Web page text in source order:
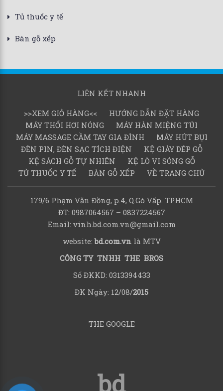
Tủ thuốc y tế
Bàn gỗ xếp
LIÊN KẾT NHANH
>>XEM GIỎ HÀNG<<
HƯỚNG DẪN ĐẶT HÀNG
MÁY THỔI HƠI NÓNG
MÁY HÀN MIỆNG TÚI
MÁY MASSAGE CẦM TAY GIA ĐÌNH
MÁY HÚT BỤI
ĐÈN PIN, ĐÈN SẠC TÍCH ĐIỆN
KỆ GIÀY DÉP GỖ
KỆ SÁCH GỖ TỰ NHIÊN
KỆ LÒ VI SÓNG GỖ
TỦ THUỐC Y TẾ
BÀN GỖ XẾP VỀ TRANG CHỦ
179/6 Phạm Văn Đồng, p.4, Q.Gò Vấp. TPHCM
ĐT: 0987064567 – 0837224567
Email: vinh.bd.com.vn@gmail.com
website:bd.com.vnlà MTV
CÔNG TY TNHH THE BROS
Số ĐKKD: 0313394433
ĐK Ngày: 12/08/2015
THE GOOGLE
bd